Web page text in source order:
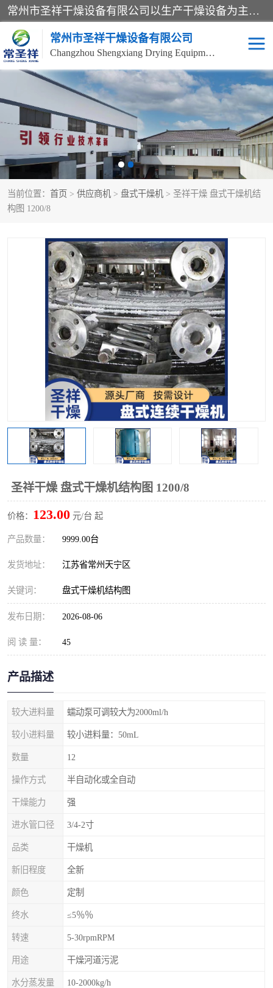
常州市圣祥干燥设备有限公司以生产干燥设备为主导产品，提供：干燥设备、干燥机、混合机、气流干燥机、烘箱、热风循环烘箱、沸腾干燥机、烘干机、喷雾干燥机等产品的生产、制造与销售服务。
常州市圣祥干燥设备有限公司
Changzhou Shengxiang Drying Equipment Co. , Ltd.
当前位置： 首页 > 供应商机 > 盘式干燥机 > 圣祥干燥 盘式干燥机结
构图 1200/8
圣祥干燥 盘式干燥机结构图 1200/8
价格： 123.00 元/台 起
产品数量： 9999.00台
发货地址： 江苏省常州天宁区
关键词： 盘式干燥机结构图
发布日期： 2026-08-06
阅 读 量： 45
产品描述
较大进料量 蠕动泵可调较大为2000ml/h
较小进料量 较小进料量：50mL
数量 12
操作方式 半自动化或全自动
干燥能力 强
进水管口径 3/4-2寸
品类 干燥机
新旧程度 全新
颜色 定制
终水 ≤5％％
转速 5-30rpmRPM
用途 干燥河道污泥
水分蒸发量 10-2000kg/h
单锥真空干燥机 双锥真空干燥机
气流干燥机 滚筒刮板干燥机
干燥机 闪蒸干燥机
桨叶干燥机 高速混合机
粗粉碎机 带式干燥机
单锥螺带真空干燥机 沸腾干燥机
方形圆形真空干燥机 真空耙式干燥机
热风循环烘箱 喷雾干燥机
振动流化床干燥机 盘式干燥机